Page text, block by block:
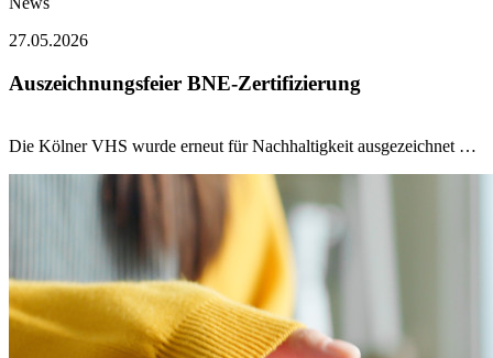
27.05.2026
Auszeichnungsfeier BNE-Zertifizierung
Die Kölner VHS wurde erneut für Nachhaltigkeit ausgezeichnet …